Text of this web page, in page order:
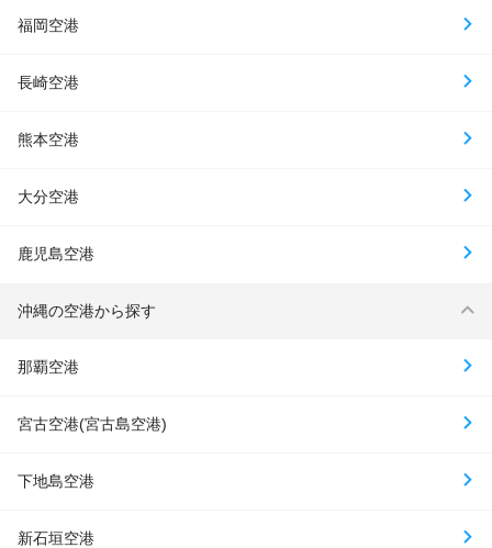
福岡空港
長崎空港
熊本空港
大分空港
鹿児島空港
沖縄の空港から探す
那覇空港
宮古空港(宮古島空港)
下地島空港
新石垣空港